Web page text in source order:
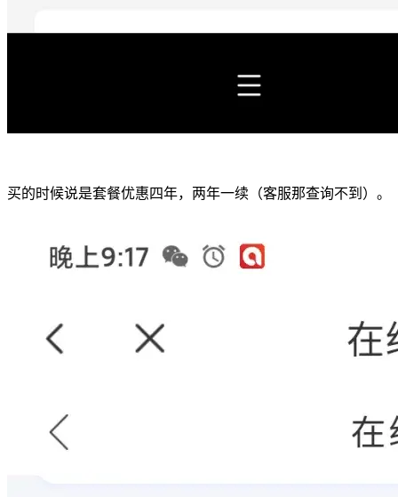
买的时候说是套餐优惠四年，两年一续（客服那查询不到）。